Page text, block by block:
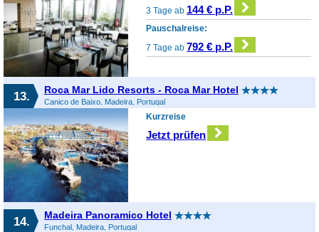
3 Tage ab 144 € p.P.
Pauschalreise:
7 Tage ab 792 € p.P.
13. Roca Mar Lido Resorts - Roca Mar Hotel
Canico de Baixo, Madeira, Portugal
Kurzreise
Jetzt prüfen
14. Madeira Panoramico Hotel
Funchal, Madeira, Portugal